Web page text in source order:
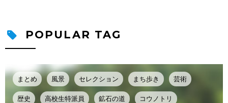
POPULAR TAG
まとめ 風景 セレクション まち歩き 芸術
歴史 高校生特派員 鉱石の道 コウノトリ